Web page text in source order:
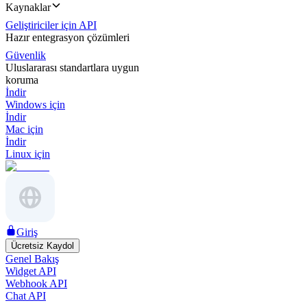
Kaynaklar
Geliştiriciler için API
Hazır entegrasyon çözümleri
Güvenlik
Uluslararası standartlara uygun
koruma
İndir
Windows için
İndir
Mac için
İndir
Linux için
Giriş
Ücretsiz Kaydol
Genel Bakış
Widget API
Webhook API
Chat API